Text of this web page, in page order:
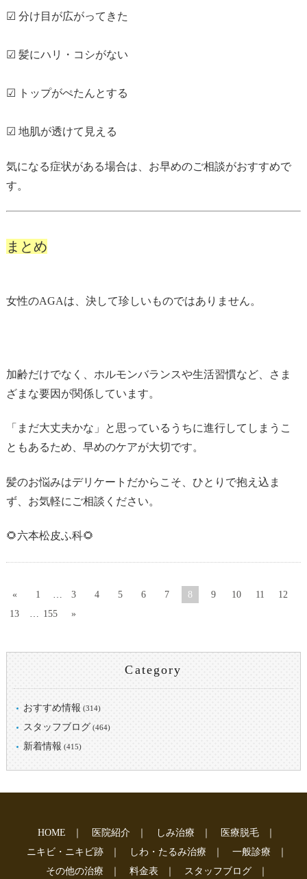
☑ 分け目が広がってきた
☑ 髪にハリ・コシがない
☑ トップがぺたんとする
☑ 地肌が透けて見える
気になる症状がある場合は、お早めのご相談がおすすめで
す。
まとめ
女性のAGAは、決して珍しいものではありません。
加齢だけでなく、ホルモンバランスや生活習慣など、さま
ざまな要因が関係しています。
「まだ大丈夫かな」と思っているうちに進行してしまうこ
ともあるため、早めのケアが大切です。
髪のお悩みはデリケートだからこそ、ひとりで抱え込ま
ず、お気軽にご相談ください。
🌻六本松皮ふ科🌻
« 1 3 4 5 6 7 8 9 10 11
12
13
155 »
Category
おすすめ情報 (314)
スタッフブログ (464)
新着情報 (415)
HOME 医院紹介 しみ治療 医療脱毛
ニキビ・ニキビ跡
しわ・たるみ治療 一般診療
その他の治療
料金表 スタッフブログ